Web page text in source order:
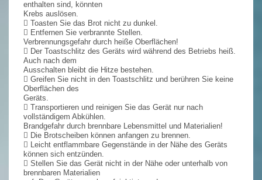
enthalten sind, könnten
Krebs auslösen.
 Toasten Sie das Brot nicht zu dunkel.
 Entfernen Sie verbrannte Stellen.
Verbrennungsgefahr durch heiße Oberflächen!
 Der Toastschlitz des Geräts wird während des Betriebs heiß.
Auch nach dem
Ausschalten bleibt die Hitze bestehen.
 Greifen Sie nicht in den Toastschlitz und berühren Sie keine
Oberflächen des
Geräts.
 Transportieren und reinigen Sie das Gerät nur nach
vollständigem Abkühlen.
Brandgefahr durch brennbare Lebensmittel und Materialien!
 Die Brotscheiben können anfangen zu brennen.
 Leicht entflammbare Gegenstände in der Nähe des Geräts
können sich entzünden.
 Stellen Sie das Gerät nicht in der Nähe oder unterhalb von
brennbaren Materialien